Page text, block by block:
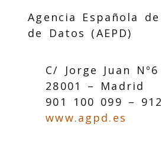
Agencia Española
de Datos (AEPD)
C/ Jorge Juan Nº6
28001 – Madrid
901 100 099 –
www.agpd.es